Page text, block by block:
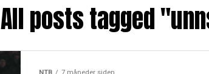
All posts tagged